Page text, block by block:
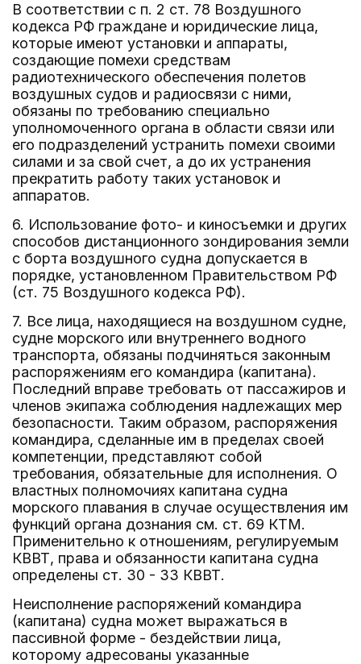
В соответствии с п. 2 ст. 78 Воздушного
кодекса РФ граждане и юридические лица,
которые имеют установки и аппараты,
создающие помехи средствам
радиотехнического обеспечения полетов
воздушных судов и радиосвязи с ними,
обязаны по требованию специально
уполномоченного органа в области связи или
его подразделений устранить помехи своими
силами и за свой счет, а до их устранения
прекратить работу таких установок и
аппаратов.
6. Использование фото- и киносъемки и других
способов дистанционного зондирования земли
с борта воздушного судна допускается в
порядке, установленном Правительством РФ
(ст. 75 Воздушного кодекса РФ).
7. Все лица, находящиеся на воздушном судне,
судне морского или внутреннего водного
транспорта, обязаны подчиняться законным
распоряжениям его командира (капитана).
Последний вправе требовать от пассажиров и
членов экипажа соблюдения надлежащих мер
безопасности. Таким образом, распоряжения
командира, сделанные им в пределах своей
компетенции, представляют собой
требования, обязательные для исполнения. О
властных полномочиях капитана судна
морского плавания в случае осуществления им
функций органа дознания см. ст. 69 КТМ.
Применительно к отношениям, регулируемым
КВВТ, права и обязанности капитана судна
определены ст. 30 - 33 КВВТ.
Неисполнение распоряжений командира
(капитана) судна может выражаться в
пассивной форме - бездействии лица,
которому адресованы указанные